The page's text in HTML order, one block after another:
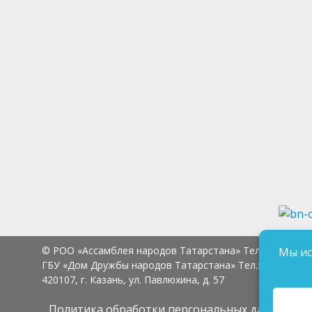
© РОО «Ассамблея народов Татарстана» Тел.: 8 (843)
ГБУ «Дом Дружбы народов Татарстана» Тел.:
420107, г. Казань, ул. Павлюхина, д. 57
Мы